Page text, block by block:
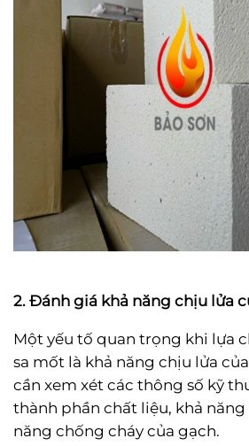
2. Đánh giá khả năng chịu lửa
Một yếu tố quan trọng khi lựa
sa mốt là khả năng chịu lửa
cần xem xét các thông số kỹ
thành phần chất liệu, khả
năng chống cháy của gạch.